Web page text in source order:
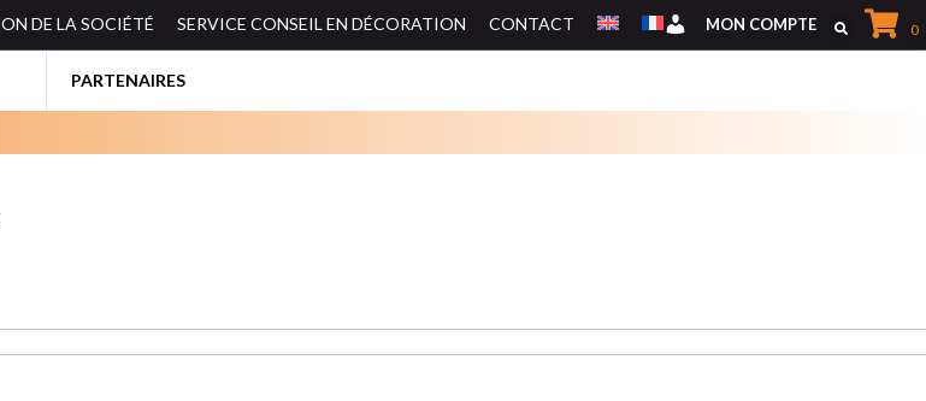
DE LA SOCIÉTÉ SERVICE CONSEIL EN DÉCORATION CONTACT Mon Compte
MON COMPTE 0
PARTENAIRES